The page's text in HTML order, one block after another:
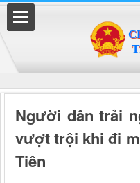
vượt trội khi đi
Đã kết nối EMC